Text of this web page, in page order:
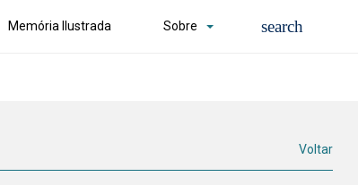
Memória Ilustrada Sobre
Voltar